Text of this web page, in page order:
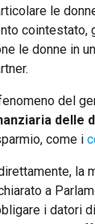
le
cointestato,
le donne in
del
delle
come i
la
a
i datori